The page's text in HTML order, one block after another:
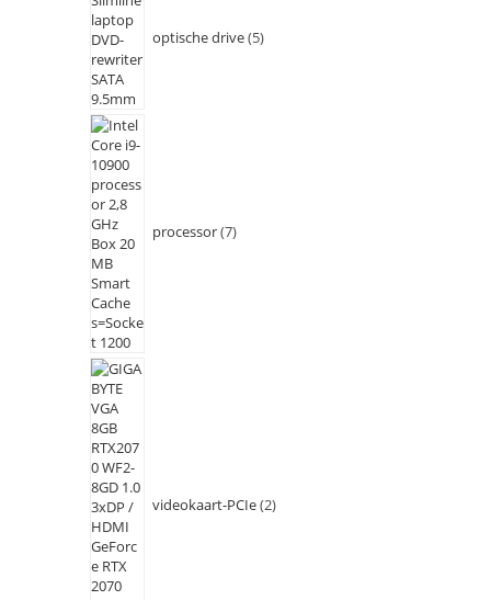
optische drive 5
processor 7
videokaart-PCIe 2